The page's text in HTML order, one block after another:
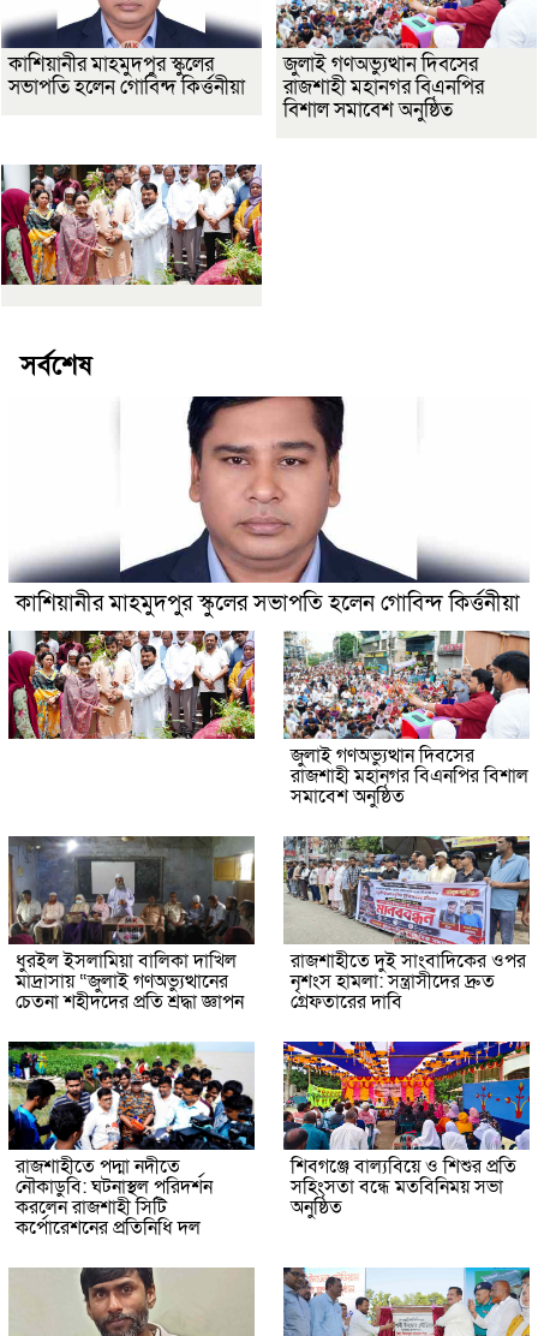
কাশিয়ানীর মাহমুদপুর স্কুলের
সভাপতি হলেন গোবিন্দ কির্ত্তনীয়া
জুলাই গণঅভ্যুত্থান দিবসের
রাজশাহী মহানগর বিএনপির
বিশাল সমাবেশ অনুষ্ঠিত
সর্বশেষ
কাশিয়ানীর মাহমুদপুর স্কুলের সভাপতি হলেন গোবিন্দ কির্ত্তনীয়া
জুলাই গণঅভ্যুত্থান দিবসের
রাজশাহী মহানগর বিএনপির বিশাল
সমাবেশ অনুষ্ঠিত
ধুরইল ইসলামিয়া বালিকা দাখিল
মাদ্রাসায় “জুলাই গণঅভ্যুত্থানের
চেতনা শহীদদের প্রতি শ্রদ্ধা জ্ঞাপন
রাজশাহীতে দুই সাংবাদিকের ওপর
নৃশংস হামলা: সন্ত্রাসীদের দ্রুত
গ্রেফতারের দাবি
রাজশাহীতে পদ্মা নদীতে
নৌকাডুবি: ঘটনাস্থল পরিদর্শন
করলেন রাজশাহী সিটি
কর্পোরেশনের প্রতিনিধি দল
শিবগঞ্জে বাল্যবিয়ে ও শিশুর প্রতি
সহিংসতা বন্ধে মতবিনিময় সভা
অনুষ্ঠিত